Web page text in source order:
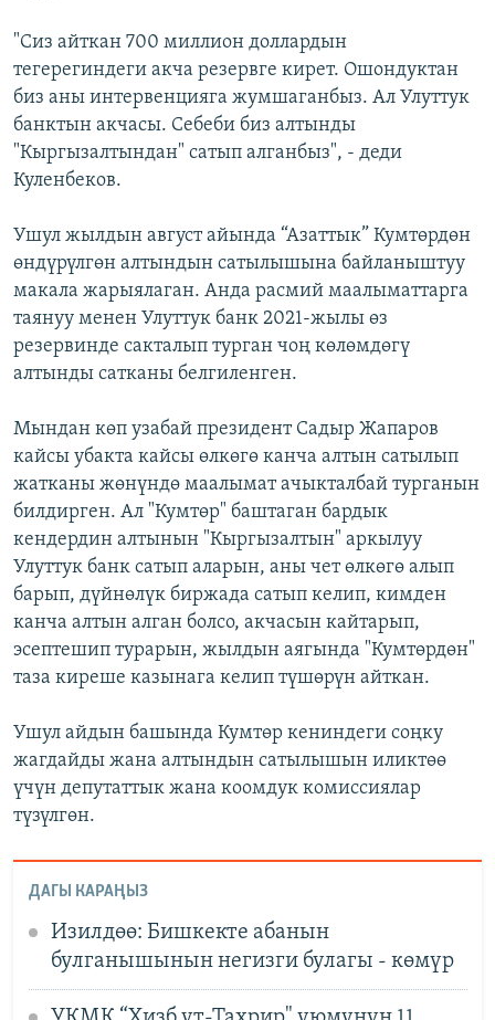
"Сиз айткан 700 миллион доллардын
тегерегиндеги акча резервге кирет. Ошондуктан
биз аны интервенцияга жумшаганбыз. Ал Улуттук
банктын акчасы. Себеби биз алтынды
"Кыргызалтындан" сатып алганбыз", - деди
Куленбеков.
Ушул жылдын август айында “Азаттык” Кумтөрдөн
өндүрүлгөн алтындын сатылышына байланыштуу
макала жарыялаган. Анда расмий маалыматтарга
таянуу менен Улуттук банк 2021-жылы өз
резервинде сакталып турган чоң көлөмдөгү
алтынды сатканы белгиленген.
Мындан көп узабай президент Садыр Жапаров
кайсы убакта кайсы өлкөгө канча алтын сатылып
жатканы жөнүндө маалымат ачыкталбай турганын
билдирген. Ал "Кумтөр" баштаган бардык
кендердин алтынын "Кыргызалтын" аркылуу
Улуттук банк сатып аларын, аны чет өлкөгө алып
барып, дүйнөлүк биржада сатып келип, кимден
канча алтын алган болсо, акчасын кайтарып,
эсептешип турарын, жылдын аягында "Кумтөрдөн"
таза киреше казынага келип түшөрүн айткан.
Ушул айдын башында Кумтөр кениндеги соңку
жагдайды жана алтындын сатылышын иликтөө
үчүн депутаттык жана коомдук комиссиялар
түзүлгөн.
ДАГЫ КАРАҢЫЗ
Изилдөө: Бишкекте абанын
булганышынын негизги булагы - көмүр